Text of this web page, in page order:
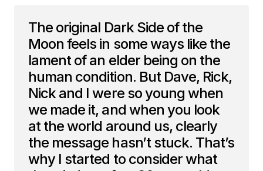
The original Dark Side of the
Moon feels in some ways like the
lament of an elder being on the
human condition. But Dave, Rick,
Nick and I were so young when
we made it, and when you look
at the world around us, clearly
the message hasn’t stuck. That’s
why I started to consider what